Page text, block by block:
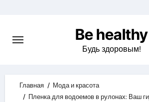
content
Be healthy
Будь здоровым!
Главная
Мода и красота
Пленка для водоемов в рулонах: Ваш